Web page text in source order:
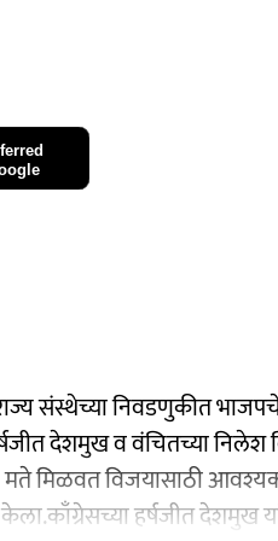
संस्थेच्या निवडणुकीत
देशमुख व वंचितच्या निलेश
मिळवत विजयासाठी
हर्षजीत देशमुख